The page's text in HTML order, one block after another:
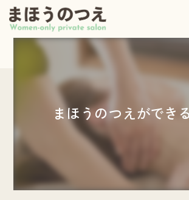
まほうのつえができ